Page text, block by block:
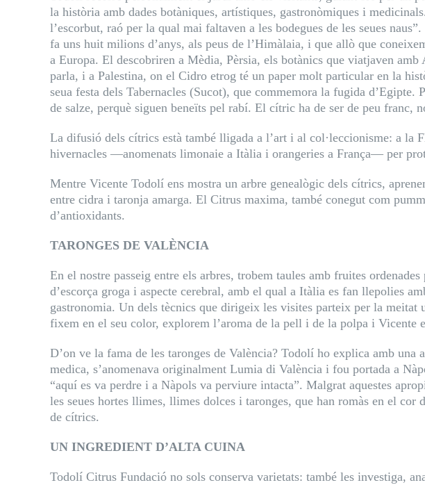
la història amb dades botàniques, artístiques, gastronòmiques i
l’escorbut, raó per la qual mai faltaven a les bodegues de les seues
fa uns huit milions d’anys, als peus de l’Himàlaia, i que allò que
a Europa. El descobriren a Mèdia, Pèrsia, els botànics que viatjaven
parla, i a Palestina, on el Cidro etrog té un paper molt particular en la
seua festa dels Tabernacles (Sucot), que commemora la fugida
de salze, perquè siguen beneïts pel rabí. El cítric ha de ser de peu franc,
La difusió dels cítrics està també lligada a l’art i al col·leccionisme: a
hivernacles —anomenats limonaie a Itàlia i orangeries a França— per
Mentre Vicente Todolí ens mostra un arbre genealògic dels cítrics,
entre cidra i taronja amarga. El Citrus maxima, també conegut com
d’antioxidants.
TARONGES DE VALÈNCIA
En el nostre passeig entre els arbres, trobem taules amb fruites
d’escorça groga i aspecte cerebral, amb el qual a Itàlia es fan llepolies
gastronomia. Un dels tècnics que dirigeix les visites parteix per la
fixem en el seu color, explorem l’aroma de la pell i de la polpa i Vicente
D’on ve la fama de les taronges de València? Todolí ho explica amb
medica, s’anomenava originalment Lumia di València i fou portada a
“aquí es va perdre i a Nàpols va perviure intacta”. Malgrat aquestes
les seues hortes llimes, llimes dolces i taronges, que han romàs en el
de cítrics.
UN INGREDIENT D’ALTA CUINA
Todolí Citrus Fundació no sols conserva varietats: també les investiga,